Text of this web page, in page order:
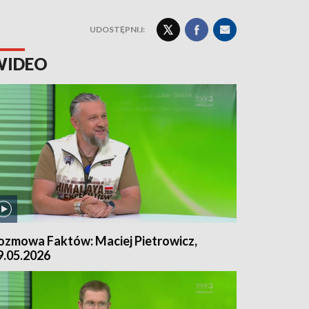
UDOSTĘPNIJ:
Faktów: Maciej Pietrowicz,